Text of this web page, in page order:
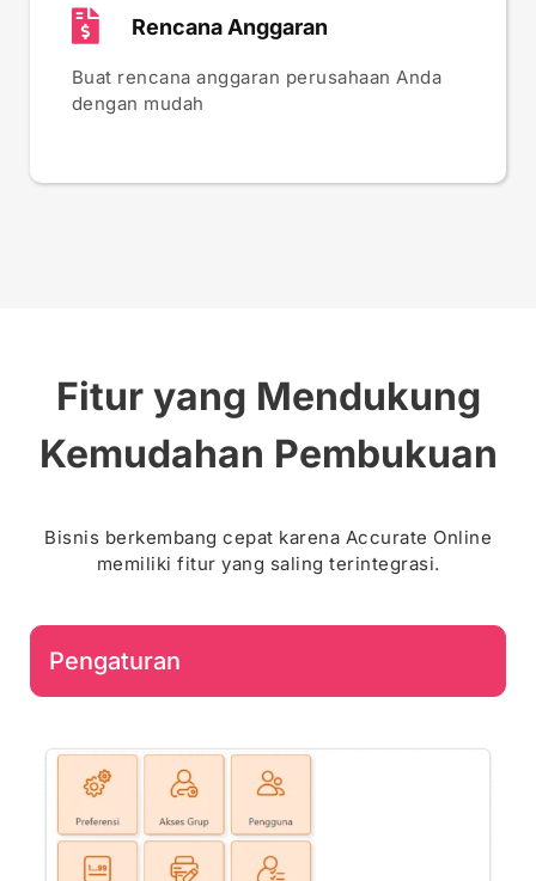
Rencana Anggaran
Buat rencana anggaran perusahaan Anda
dengan mudah
Fitur yang Mendukung
Kemudahan Pembukuan
Bisnis berkembang cepat karena Accurate Online
memiliki fitur yang saling terintegrasi.
Pengaturan